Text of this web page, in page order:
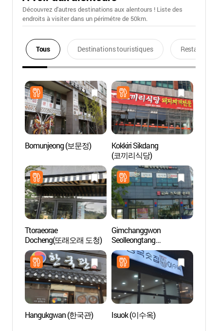
Découvrez d'autres destinations aux alentours ! Liste des
endroits à visiter dans un périmétre de 50km.
Tous Destinations touristiques Restaurants
Bomunjeong (보문정)
Kokkiri Sikdang
(코끼리식당)
Ttoraeorae
Docheng(또래오래 도청)
Gimchanggwon
Seolleongtang
(김창권설렁탕)
Hangukgwan (한국관) Isuok (이수옥)